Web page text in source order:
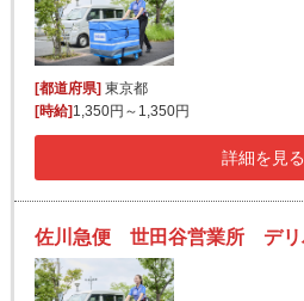
[都道府県]東京都
[時給]1,350円～1,350円
詳細を見る